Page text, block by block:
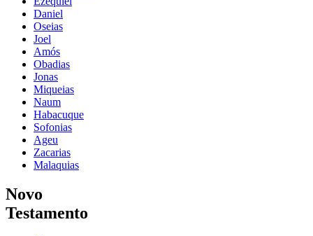
Daniel
Oseias
Joel
Amós
Obadias
Jonas
Miqueias
Naum
Habacuque
Sofonias
Ageu
Zacarias
Malaquias
Novo
Testamento